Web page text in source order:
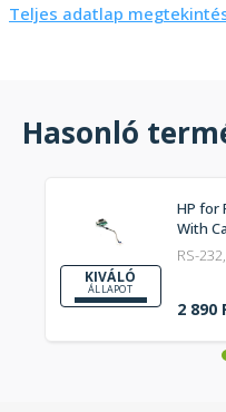
Teljes adatlap
Hasonló
KIVÁLÓ
ÁLLAPOT
HP for
With
2 890